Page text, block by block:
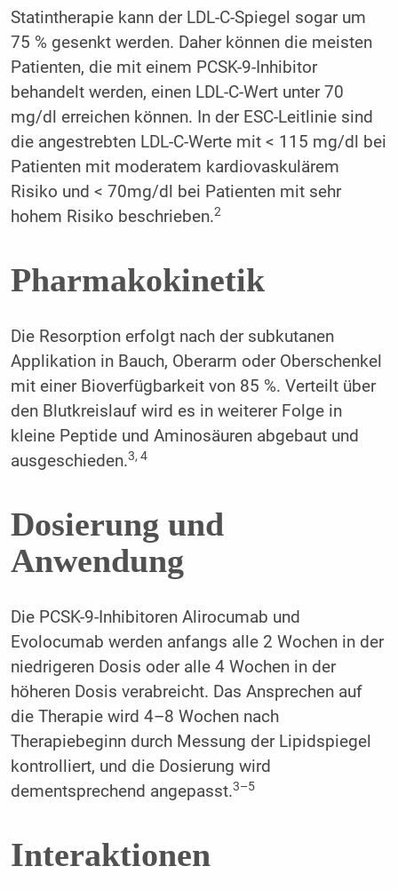
Statintherapie kann der LDL-C-Spiegel sogar um
75 % gesenkt werden. Daher können die meisten
Patienten, die mit einem PCSK-9-Inhibitor
behandelt werden, einen LDL-C-Wert unter 70
mg/dl erreichen können. In der ESC-Leitlinie sind
die angestrebten LDL-C-Werte mit < 115 mg/dl bei
Patienten mit moderatem kardiovaskulärem
Risiko und < 70mg/dl bei Patienten mit sehr
hohem Risiko beschrieben.2
Pharmakokinetik
Die Resorption erfolgt nach der subkutanen
Applikation in Bauch, Oberarm oder Oberschenkel
mit einer Bioverfügbarkeit von 85 %. Verteilt über
den Blutkreislauf wird es in weiterer Folge in
kleine Peptide und Aminosäuren abgebaut und
ausgeschieden.3, 4
Dosierung und
Anwendung
Die PCSK-9-Inhibitoren Alirocumab und
Evolocumab werden anfangs alle 2 Wochen in der
niedrigeren Dosis oder alle 4 Wochen in der
höheren Dosis verabreicht. Das Ansprechen auf
die Therapie wird 4–8 Wochen nach
Therapiebeginn durch Messung der Lipidspiegel
kontrolliert, und die Dosierung wird
dementsprechend angepasst.3–5
Interaktionen